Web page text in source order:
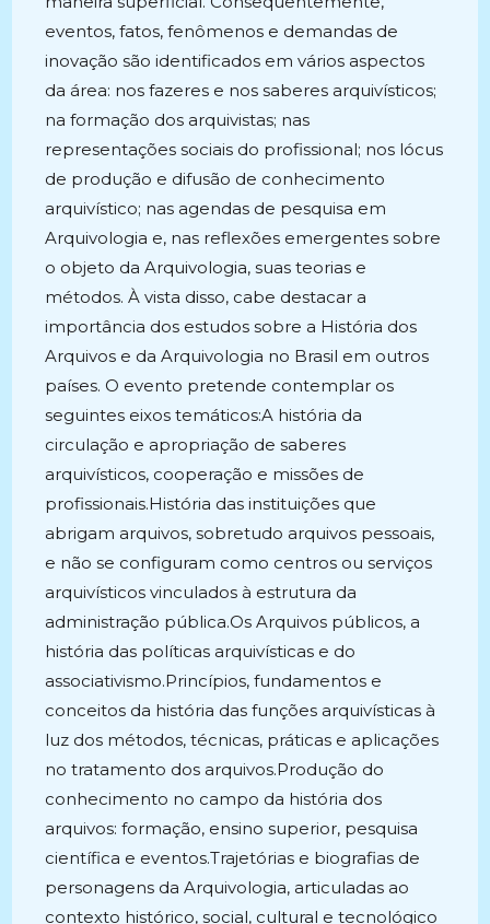
eventos, fatos, fenômenos e demandas de
inovação são identificados em vários aspectos
da área: nos fazeres e nos saberes arquivísticos;
na formação dos arquivistas; nas
representações sociais do profissional; nos lócus
de produção e difusão de conhecimento
arquivístico; nas agendas de pesquisa em
Arquivologia e, nas reflexões emergentes sobre
o objeto da Arquivologia, suas teorias e
métodos. À vista disso, cabe destacar a
importância dos estudos sobre a História dos
Arquivos e da Arquivologia no Brasil em outros
países. O evento pretende contemplar os
seguintes eixos temáticos:A história da
circulação e apropriação de saberes
arquivísticos, cooperação e missões de
profissionais.História das instituições que
abrigam arquivos, sobretudo arquivos pessoais,
e não se configuram como centros ou serviços
arquivísticos vinculados à estrutura da
administração pública.Os Arquivos públicos, a
história das políticas arquivísticas e do
associativismo.Princípios, fundamentos e
conceitos da história das funções arquivísticas à
luz dos métodos, técnicas, práticas e aplicações
no tratamento dos arquivos.Produção do
conhecimento no campo da história dos
arquivos: formação, ensino superior, pesquisa
científica e eventos.Trajetórias e biografias de
personagens da Arquivologia, articuladas ao
contexto histórico, social, cultural e tecnológico